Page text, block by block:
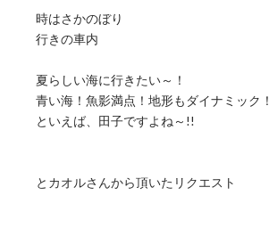
時はさかのぼり
行きの車内
夏らしい海に行きたい～！
青い海！魚影満点！地形もダイナミック！
といえば、田子ですよね～!!
とカオルさんから頂いたリクエスト